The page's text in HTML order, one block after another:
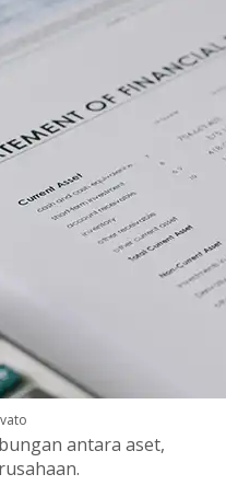
antara aset,